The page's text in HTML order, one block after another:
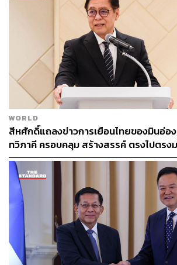
ทิศทางการดำเนินงาน และนโยบายสำคัญ
อย่างเป็นทางการในช่วงเดือนสิงหาคม
สำหรับ สุโรจน์ แสงสนิท ปัจจุบันดำรงตำแ
กรรมการบริหาร บริษัท เอสเอไอซี มอเต
ดูแลแบรนด์เอ็มจี (MG) ในประเทศไทย โด
และความเชี่ยวชาญในอุตสาหกรรมยาน
และมีบทบาทสำคัญในการผลักดันนโยบา
อุตสาหกรรมยานยนต์ไฟฟ้า (EV) โดยทำง
ประกอบการและผู้บริโภค
สามารถติดตาม THE
ผ่านแอปพลิเคชันต่างๆ ที่คุณสะดวกหรือใช้
TAGS: Asean สมาคมยานยนต์ไฟฟ้าไทย
WORLD
สีหศักดิ์แถลงข่าวการเยือนไทยของมินอ่อ
ทวิภาคี ครอบคลุม สร้างสรรค์ ตรงไปตรง
ให้เมียนมากลับสู่อาเซียน